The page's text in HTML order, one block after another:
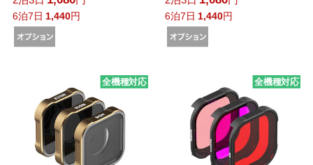
6泊7日 1,440円 6泊7日 1,440円
全機種対応 全機種対応